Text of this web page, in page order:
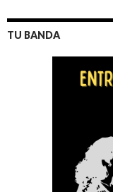
TU BANDA